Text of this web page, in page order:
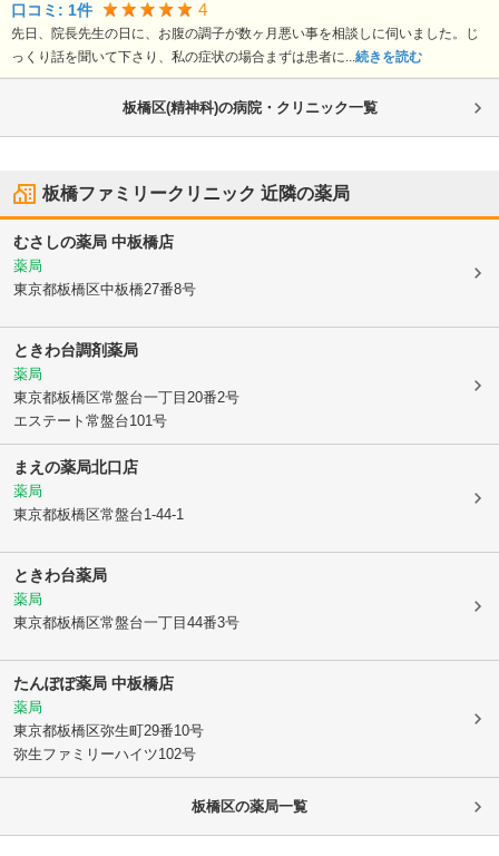
口コミ: 1件 4
先日、院長先生の日に、お腹の調子が数ヶ月悪い事を相談しに伺いました。じ
っくり話を聞いて下さり、私の症状の場合まずは患者に...続きを読む
板橋区(精神科)の病院・クリニック一覧
板橋ファミリークリニック 近隣の薬局
むさしの薬局 中板橋店
薬局
東京都板橋区中板橋27番8号
ときわ台調剤薬局
薬局
東京都板橋区常盤台一丁目20番2号
エステート常盤台101号
まえの薬局北口店
薬局
東京都板橋区常盤台1-44-1
ときわ台薬局
薬局
東京都板橋区常盤台一丁目44番3号
たんぽぽ薬局 中板橋店
薬局
東京都板橋区弥生町29番10号
弥生ファミリーハイツ102号
板橋区の薬局一覧